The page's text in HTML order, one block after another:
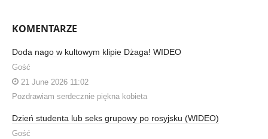
KOMENTARZE
Doda nago w kultowym klipie Dżaga! WIDEO
Gość
21 June 2026 11:02
Pozdrawiam serdecznie piękna kobieta
Dzień studenta lub seks grupowy po rosyjsku (WIDEO)
Gość